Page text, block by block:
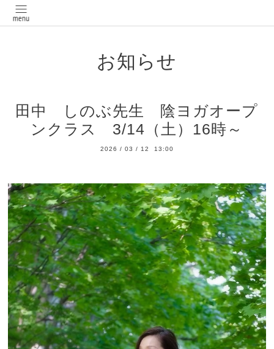
お知らせ
田中 しのぶ先生 陰ヨガオープ
ンクラス 3/14（土）16時～
2026 / 03 / 12 13:00